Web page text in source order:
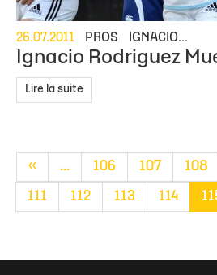
26.07.2011 PROS IGNACIO...
Ignacio Rodriguez
Lire la suite
« ... 106 107 108
111 112 113 114